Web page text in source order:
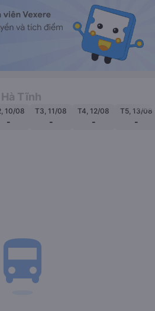
Tĩnh
10/08
-
T3, 11/08
-
T4, 12/08
-
T5, 13/08
-
directions_bus